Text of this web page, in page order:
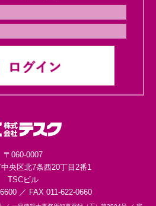
〒060-0007
央区北7条西20丁目2番1
TSCビル
／ FAX 011-622-0660